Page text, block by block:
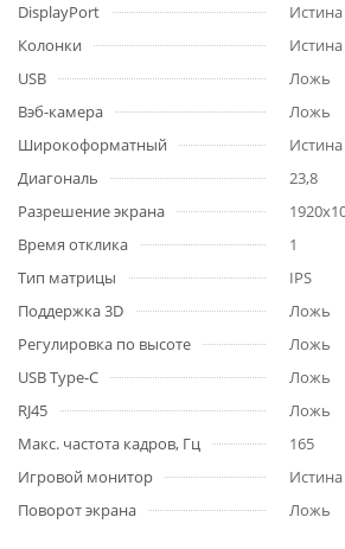
DisplayPort
Истина
Колонки
Истина
USB
Ложь
Вэб-камера
Ложь
Широкоформатный
Истина
Диагональ
23,8
Разрешение экрана
Время отклика
1
Тип матрицы
IPS
Поддержка 3D
Ложь
Регулировка по высоте
Ложь
USB Type-C
Ложь
RJ45
Ложь
Макс. частота кадров, Гц
165
Игровой монитор
Истина
Поворот экрана
Ложь